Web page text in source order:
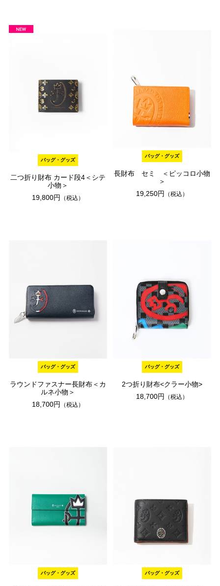
バッグ・グッズ
二つ折り財布 カード段4＜シテ
小物＞
19,800円
（税込）
バッグ・グッズ
長財布 セミ ＜ピッコロ小物
＞
19,250円
（税込）
バッグ・グッズ
ラウンドファスナー長財布＜カ
ルネ小物＞
18,700円
（税込）
バッグ・グッズ
2つ折り財布<クラー小物>
18,700円
（税込）
バッグ・グッズ バッグ・グッズ